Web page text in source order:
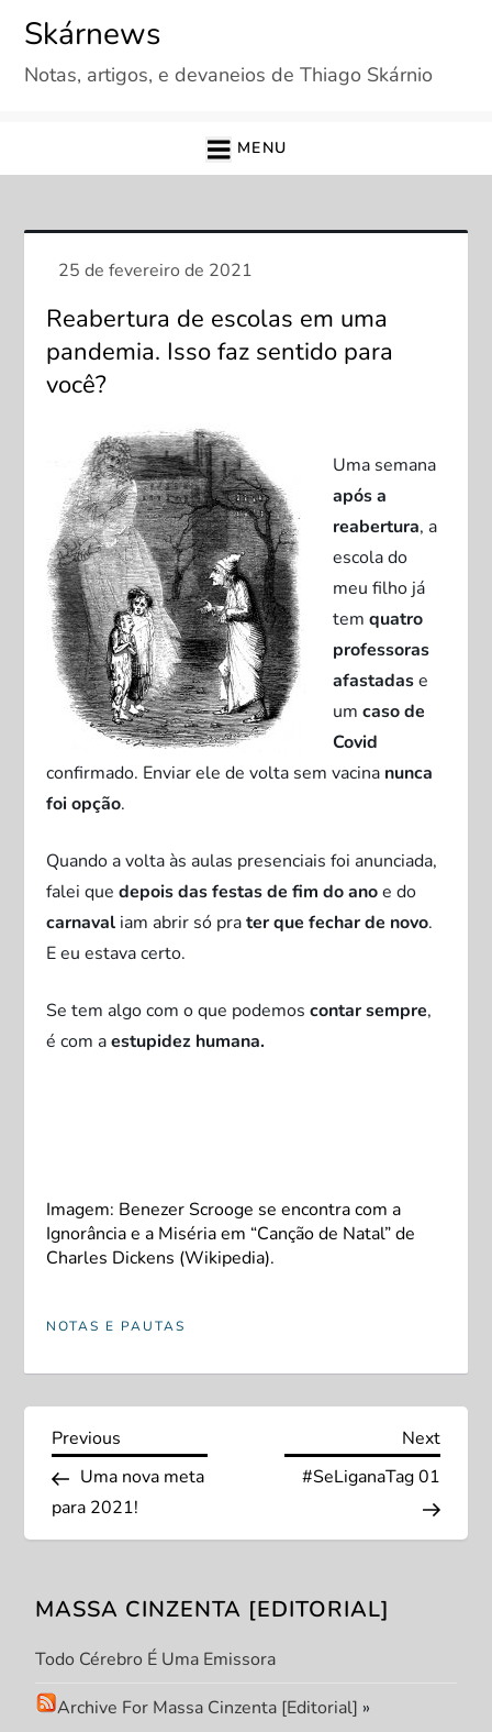
content
Skárnews
Notas, artigos, e devaneios de Thiago Skárnio
MENU
Reabertura de escolas em uma
pandemia. Isso faz sentido para
você?
Uma semana
após a
reabertura, a
escola do
meu filho já
temquatro
professoras
afastadase
umcaso de
Covid
confirmado. Enviar ele de volta sem vacina nunca
foi opção.
Quando a volta às aulas presenciais foi anunciada,
falei quedepois das festas de fim do anoe do
carnaval iam abrir só prater que fechar de novo.
E eu estava certo.
Se tem algo com o que podemoscontar sempre,
é com aestupidez humana.
Imagem: Benezer Scrooge se encontra com a
Ignorância e a Miséria em “Canção de Natal” de
Charles Dickens (Wikipedia).
NOTAS E PAUTAS
N
a
v
e
g
a
Previous
Post
Previous
Uma nova meta
para 2021!
Next
Next
#SeLiganaTag 01
MASSA CINZENTA [EDITORIAL]
Todo Cérebro É Uma Emissora
Archive For Massa Cinzenta [Editorial] »